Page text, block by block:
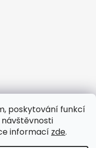
poskytování funkcí
informací zde.